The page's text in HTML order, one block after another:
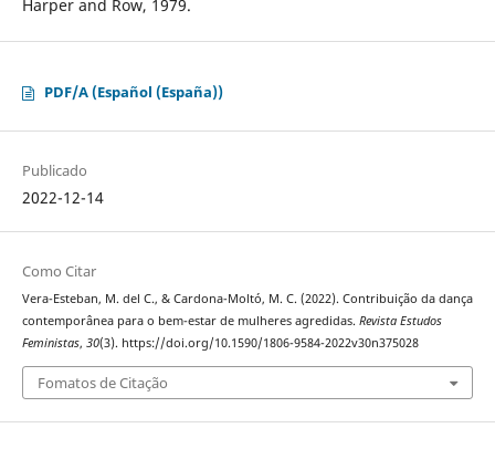
Harper and Row, 1979.
PDF/A (Español (España))
Publicado
2022-12-14
Como Citar
Vera-Esteban, M. del C., & Cardona-Moltó, M. C. (2022). Contribuição da dança
contemporânea para o bem-estar de mulheres agredidas. Revista Estudos
Feministas, 30(3). https://doi.org/10.1590/1806-9584-2022v30n375028
Fomatos de Citação